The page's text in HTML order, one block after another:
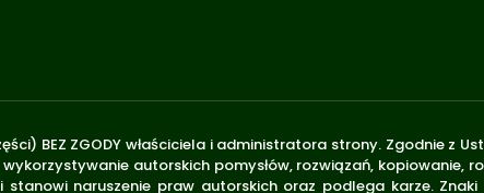
BEZ ZGODY właściciela i administratora strony. Zgodnie z
wykorzystywanie autorskich pomysłów, rozwiązań,
naruszenie praw autorskich oraz podlega karze.